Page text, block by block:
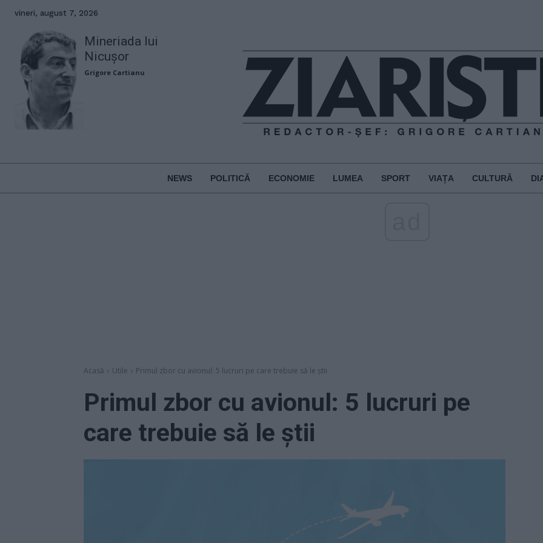
vineri, august 7, 2026
Mineriada lui
Nicușor
Grigore Cartianu
NEWS POLITICĂ ECONOMIE LUMEA SPORT VIAȚA CULTURĂ
Acasă Utile Primul zbor cu avionul: 5 lucruri pe care trebuie să le știi
Primul zbor cu avionul: 5 lucruri pe
care trebuie să le știi